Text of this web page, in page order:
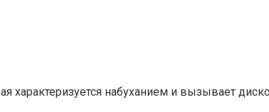
характеризуется набуханием и вызывает